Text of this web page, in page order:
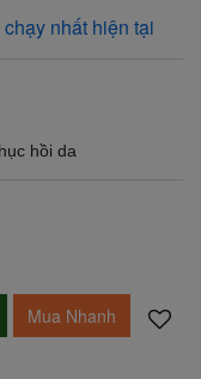
nhất hiện tại
hồi da
Mua Nhanh